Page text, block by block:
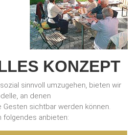
KONZEPT
sinnvoll umzugehen, bieten wir
an denen
sichtbar werden können.
folgendes anbieten: